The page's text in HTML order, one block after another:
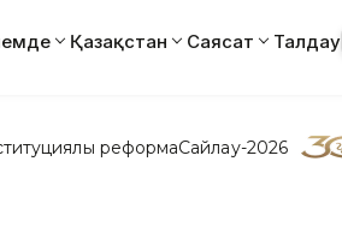
Қазақстан Саясат Талдау
реформаСайлау-2026